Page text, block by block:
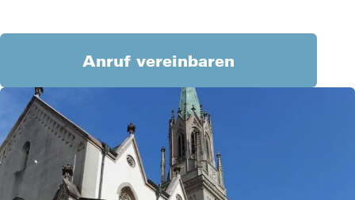
Anruf vereinbaren